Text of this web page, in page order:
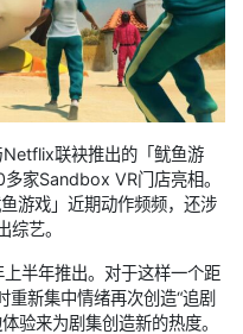
联袂推出的「鱿鱼游
家Sandbox VR门店亮相。
游戏」近期动作频频，还涉
艺。
半年推出。对于这样一个距
新集中情绪再次创造“追剧
验来为剧集创造新的热度。